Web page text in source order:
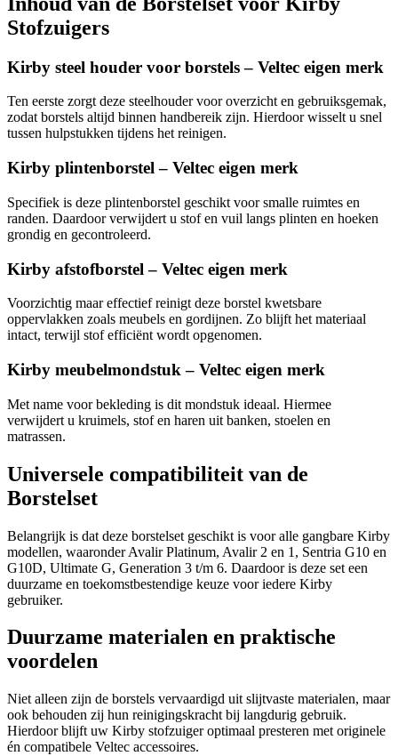
Stofzuigers
Kirby steel houder voor borstels – Veltec eigen merk
Ten eerste zorgt deze steelhouder voor overzicht en gebruiksgemak,
zodat borstels altijd binnen handbereik zijn. Hierdoor wisselt u snel
tussen hulpstukken tijdens het reinigen.
Kirby plintenborstel – Veltec eigen merk
Specifiek is deze plintenborstel geschikt voor smalle ruimtes en
randen. Daardoor verwijdert u stof en vuil langs plinten en hoeken
grondig en gecontroleerd.
Kirby afstofborstel – Veltec eigen merk
Voorzichtig maar effectief reinigt deze borstel kwetsbare
oppervlakken zoals meubels en gordijnen. Zo blijft het materiaal
intact, terwijl stof efficiënt wordt opgenomen.
Kirby meubelmondstuk – Veltec eigen merk
Met name voor bekleding is dit mondstuk ideaal. Hiermee
verwijdert u kruimels, stof en haren uit banken, stoelen en
matrassen.
Universele compatibiliteit van de
Borstelset
Belangrijk is dat deze borstelset geschikt is voor alle gangbare Kirby
modellen, waaronder Avalir Platinum, Avalir 2 en 1, Sentria G10 en
G10D, Ultimate G, Generation 3 t/m 6. Daardoor is deze set een
duurzame en toekomstbestendige keuze voor iedere Kirby
gebruiker.
Duurzame materialen en praktische
voordelen
Niet alleen zijn de borstels vervaardigd uit slijtvaste materialen, maar
ook behouden zij hun reinigingskracht bij langdurig gebruik.
Hierdoor blijft uw Kirby stofzuiger optimaal presteren met originele
én compatibele Veltec accessoires.